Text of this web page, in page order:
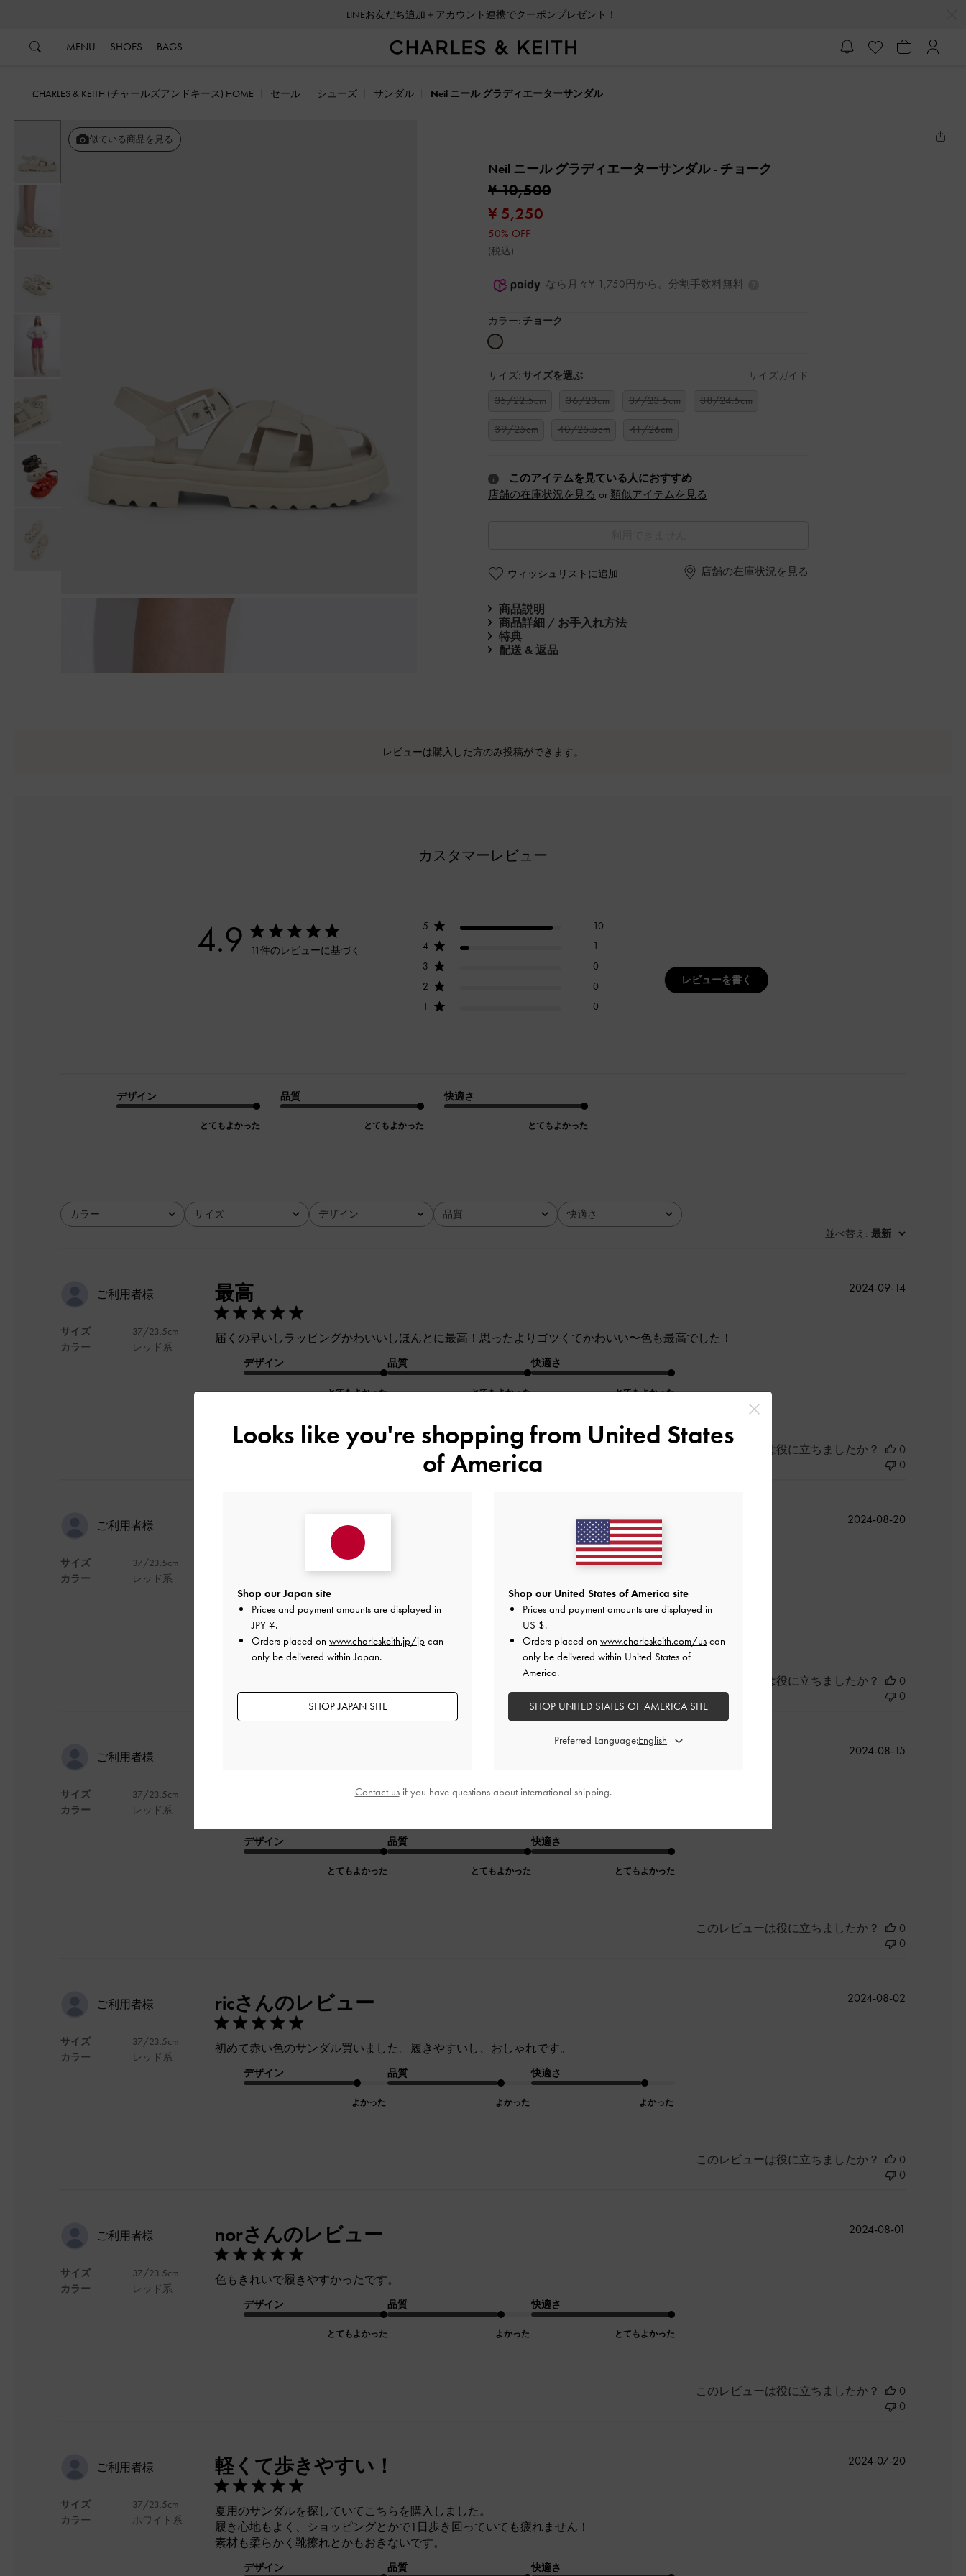
LINEお友だち追加＋アカウント連携でクーポンプレゼント！
MENU SHOES BAGS
CHARLES & KEITH (チャールズアンドキース) HOME セール シューズ サンダル Neil ニール グラディエーターサンダル
似ている商品を見る
Neil ニール グラディエーターサンダル- チョーク
¥ 10,500
¥ 5,250
50% OFF
(税込)
なら月々¥ 1,750円から。分割手数料無料
カラー: チョーク
サイズ: サイズを選ぶ サイズガイド
35/22.5cm 36/23cm 37/23.5cm
38/24.5cm
39/25cm
40/25.5cm 41/26cm
このアイテムを見ている人におすすめ
店舗の在庫状況を見る or 類似アイテムを見る
ウィッシュリストに追加 店舗の在庫状況を見る
商品説明
商品詳細 / お手入れ方法
特典
配送 & 返品
レビューは購入した方のみ投稿ができます。
カスタマーレビュー
4.9 11件のレビューに基づく
5
10
4
1
3
0
2
0
1
0
レビューを書く
デザイン
とてもよかった
品質
とてもよかった
快適さ
とてもよかった
カラー
全て サイズ
全て デザイン
全て 品質
全て 快適さ
全て
並べ替え : 最新
ご利用者様
サイズ
カラー
37/23.5cm
レッド系
最高
届くの早いしラッピングかわいいしほんとに最高！思ったよりゴツくてかわいい〜色も最高でした！
デザイン
とてもよかった
品質
とてもよかった
快適さ
とてもよかった
公
2024-09-14
このレビューは役に立ちましたか？
0
0
ご利用者様
サイズ
カラー
37/23.5cm
レッド系
yoyoさんのレビュー
デザインはいいです。が目立ちますが、とても明るい色なのでとても気に入りました。
デザイン 快適さ
公
2024-08-20
このレビューは役に立ちましたか？
0
0
ご利用者様
サイズ
カラー
37/23.5cm
レッド系
赤というより朱色に近くて可愛いです。形も他になくて目を引きますね。
デザイン
とてもよかった
品質
とてもよかった
快適さ
とてもよかった
公
2024-08-15
このレビューは役に立ちましたか？
0
0
ご利用者様
サイズ
カラー
37/23.5cm
レッド系
ricさんのレビュー
初めて赤い色のサンダル買いました。履きやすいし、おしゃれです。
デザイン
よかった
品質
よかった
快適さ
よかった
公
2024-08-02
このレビューは役に立ちましたか？
0
0
ご利用者様
サイズ
カラー
37/23.5cm
レッド系
norさんのレビュー
色もきれいで履きやすかったです。
デザイン
とてもよかった
品質
よかった
快適さ
とてもよかった
2024-08-01
このレビューは役に立ちましたか？
0
0
ご利用者様
サイズ
カラー
37/23.5cm
ホワイト系
軽くて歩きやすい！
夏用のサンダルを探していてこちらを購入しました。
履き心地もよく、ショッピングとかで1日歩き回っていても疲れません！
素材も柔らかく靴擦れとかもおきないです。
デザイン 品質 快適さ
公
2024-07-20
Looks like you're shopping from United States
of America
Shop our Japan site
Prices and payment amounts are displayed in
JPY ¥.
Orders placed on www.charleskeith.jp/jp can
only be delivered within Japan.
SHOP JAPAN SITE
Shop our United States of America site
Prices and payment amounts are displayed in
US $.
Orders placed on www.charleskeith.com/us can
only be delivered within United States of
America.
SHOP UNITED STATES OF AMERICA SITE
Preferred Language:
Contact usif you have questions about international shipping.